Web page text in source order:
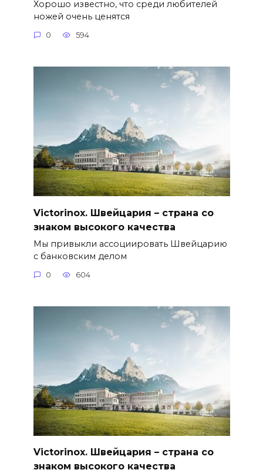
Хорошо известно, что среди любителей
ножей очень ценятся
0 594
Victorinox. Швейцария – страна со
знаком высокого качества
Мы привыкли ассоциировать Швейцарию
с банковским делом
0 604
Victorinox. Швейцария – страна со
знаком высокого качества